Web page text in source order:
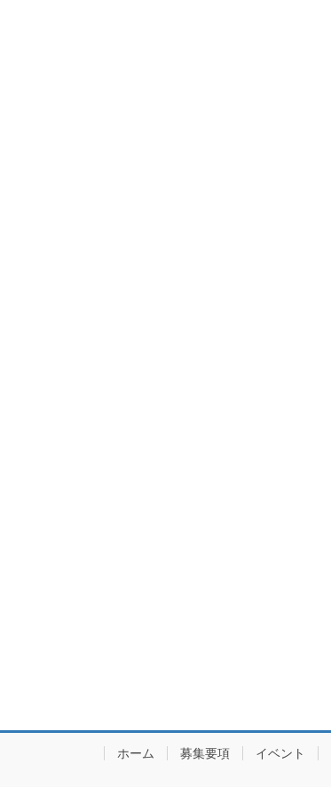
ホーム 募集要項 イベント